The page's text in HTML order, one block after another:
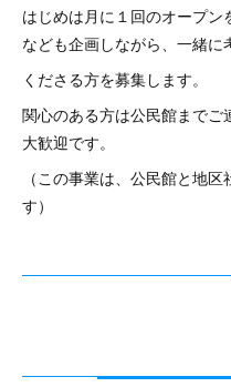
はじめは月に１回のオープン
なども企画しながら、一緒に
くださる方を募集します。
関心のある方は公民館までご
大歓迎です。
（この事業は、公民館と地
す）